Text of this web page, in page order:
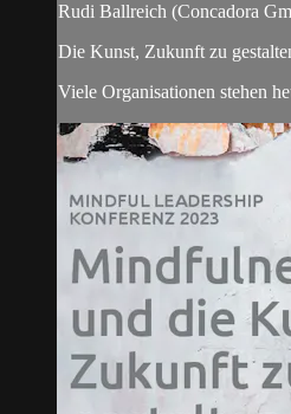
Rudi Ballreich (Concadora
Die Kunst, Zukunft zu
Viele Organisationen stehen